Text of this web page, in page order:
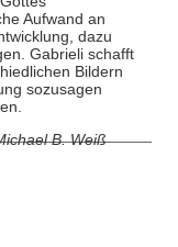
Aufwand an
dazu
Gabrieli schafft
Bildern
sozusagen
B. Weiß